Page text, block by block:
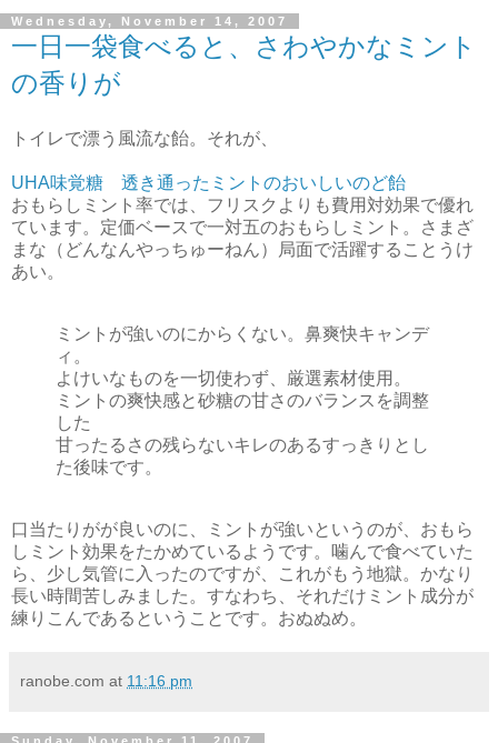
Wednesday, November 14, 2007
一日一袋食べると、さわやかなミント
の香りが
トイレで漂う風流な飴。それが、
UHA味覚糖 透き通ったミントのおいしいのど飴
おもらしミント率では、フリスクよりも費用対効果で優れ
ています。定価ベースで一対五のおもらしミント。さまざ
まな（どんなんやっちゅーねん）局面で活躍することうけ
あい。
ミントが強いのにからくない。鼻爽快キャンデ
ィ。
よけいなものを一切使わず、厳選素材使用。
ミントの爽快感と砂糖の甘さのバランスを調整
した
甘ったるさの残らないキレのあるすっきりとし
た後味です。
口当たりがが良いのに、ミントが強いというのが、おもら
しミント効果をたかめているようです。噛んで食べていた
ら、少し気管に入ったのですが、これがもう地獄。かなり
長い時間苦しみました。すなわち、それだけミント成分が
練りこんであるということです。おぬぬめ。
ranobe.com at 11:16 pm